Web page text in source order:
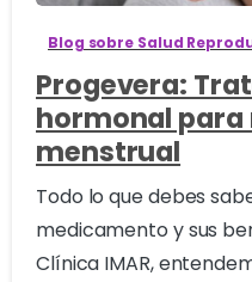
Blog sobre Salud
Progevera:
hormonal para
menstrual
Todo lo que debes
medicamento y sus
Clínica IMAR,